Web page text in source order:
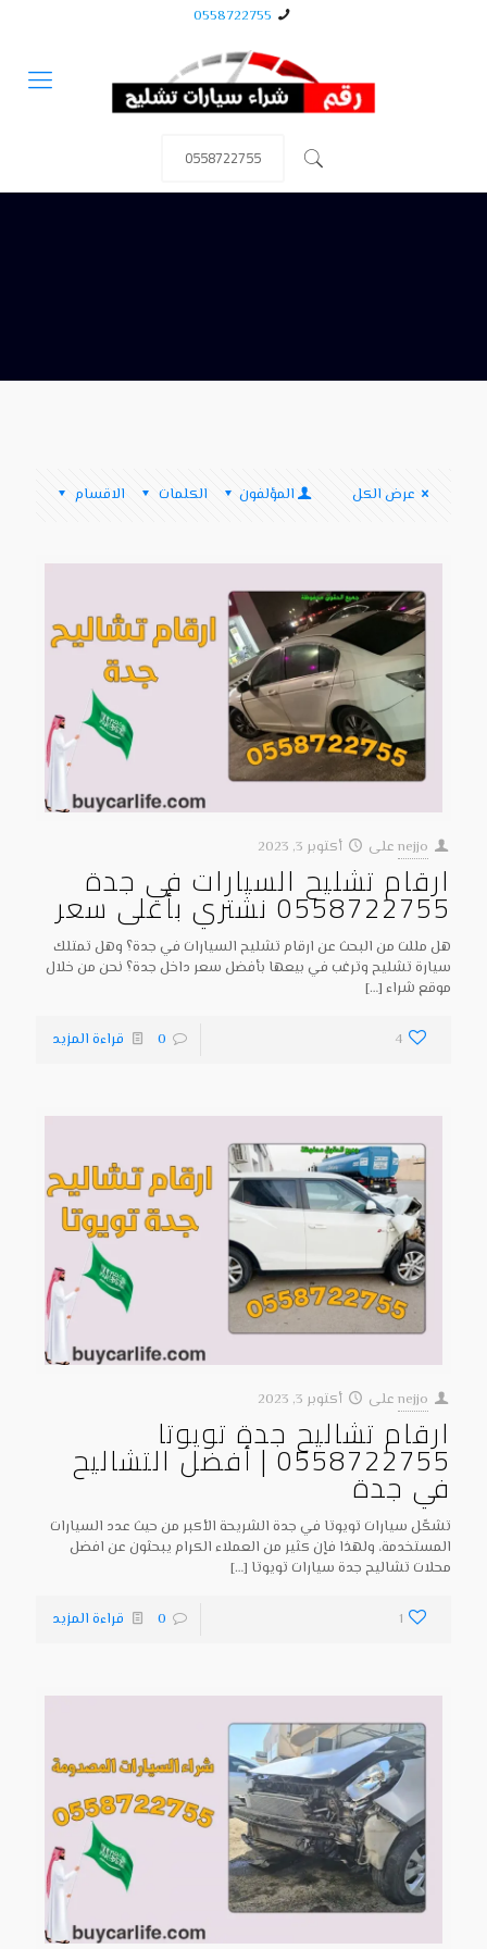
0558722755
0558722755
الاقسام الكلمات المؤلفون عرض الكل
nejjo على أكتوبر 3, 2023
ارقام تشليح السيارات في جدة
0558722755 نشتري بأعلى سعر
هل مللت من البحث عن ارقام تشليح السيارات في جدة؟ وهل تمتلك
سيارة تشليح وترغب في بيعها بأفضل سعر داخل جدة؟ نحن من خلال
موقع شراء […]
4
0 قراءة المزيد
nejjo على أكتوبر 3, 2023
ارقام تشاليح جدة تويوتا
0558722755 | أفضل التشاليح
في جدة
تشكّل سيارات تويوتا في جدة الشريحة الأكبر من حيث عدد السيارات
المستخدمة، ولهذا فإن كثير من العملاء الكرام يبحثون عن افضل
محلات تشاليح جدة سيارات تويوتا […]
1
0 قراءة المزيد